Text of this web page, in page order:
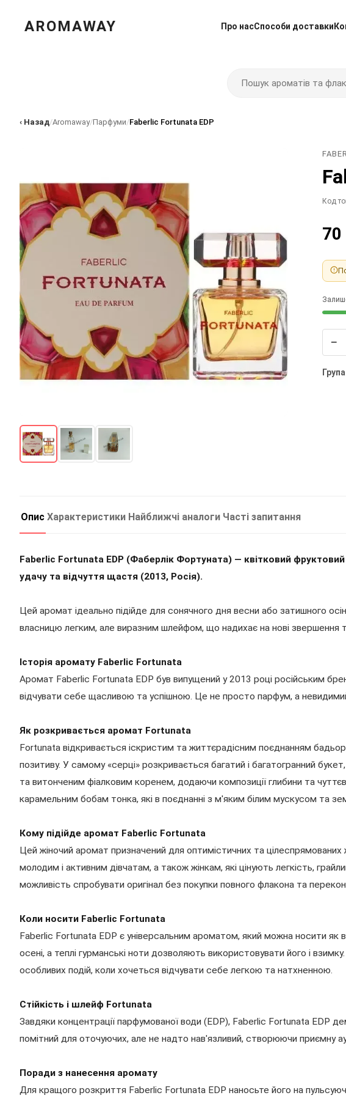
AROMAWAY Про насСпособи доставки
‹ Назад/Aromaway/Парфуми/Faberlic Fortunata EDP
Код
70
−
Опис Характеристики Найближчі аналоги Часті запитання
Faberlic Fortunata EDP (Фаберлік Фортуната) — квітковий
удачу та відчуття щастя (2013, Росія).
Цей аромат ідеально підійде для сонячного дня весни або затишного
власницю легким, але виразним шлейфом, що надихає на нові звершення
Історія аромату Faberlic Fortunata
Аромат Faberlic Fortunata EDP був випущений у 2013 році російським
відчувати себе щасливою та успішною. Це не просто парфум, а
Як розкривається аромат Fortunata
Fortunata відкривається іскристим та життєрадісним поєднанням
позитиву. У самому «серці» розкривається багатий і багатогранний
та витонченим фіалковим коренем, додаючи композиції глибини та
карамельним бобам тонка, які в поєднанні з м'яким білим мускусом та
Кому підійде аромат Faberlic Fortunata
Цей жіночий аромат призначений для оптимістичних та
молодим і активним дівчатам, а також жінкам, які цінують легкість,
можливість спробувати оригінал без покупки повного флакона та
Коли носити Faberlic Fortunata
Faberlic Fortunata EDP є універсальним ароматом, який можна носити як
осені, а теплі гурманські ноти дозволяють використовувати його і
особливих подій, коли хочеться відчувати себе легкою та натхненною.
Стійкість і шлейф Fortunata
Завдяки концентрації парфумованої води (EDP), Faberlic Fortunata EDP
помітний для оточуючих, але не надто нав'язливий, створюючи приємну
Поради з нанесення аромату
Для кращого розкриття Faberlic Fortunata EDP наносьте його на